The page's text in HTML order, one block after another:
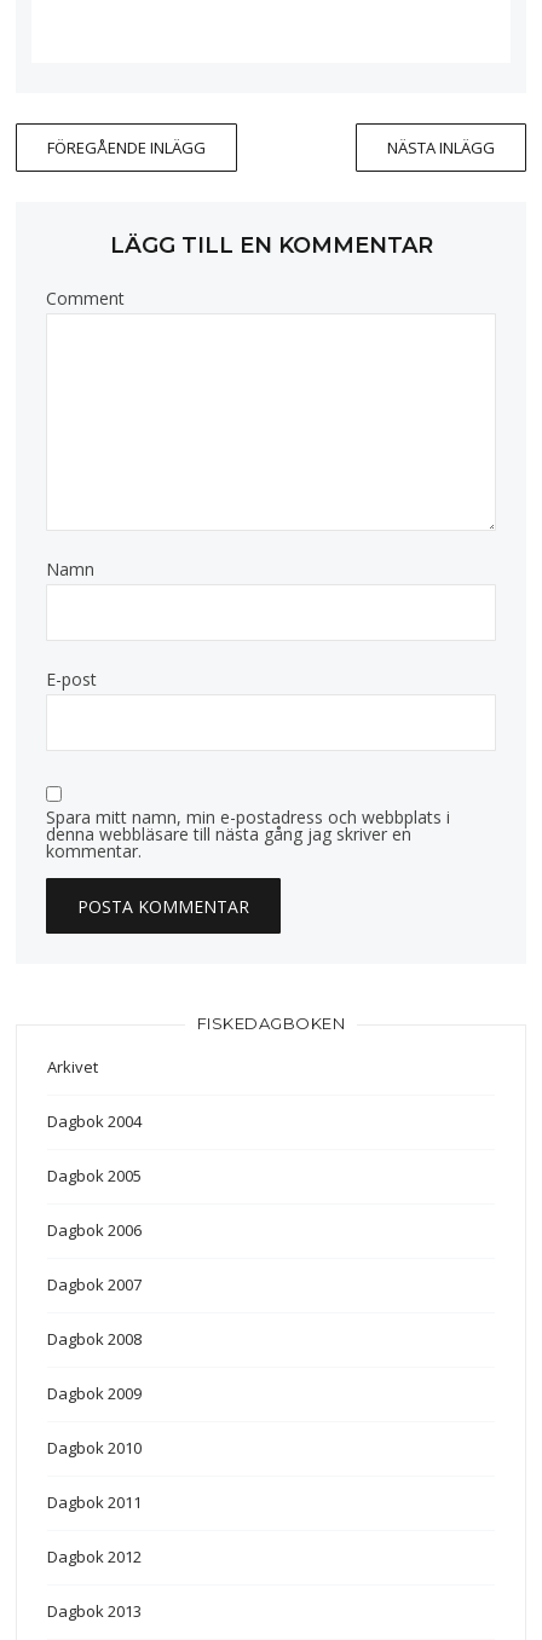
FÖREGÅENDE INLÄGG NÄSTA INLÄGG
LÄGG TILL EN KOMMENTAR
Comment
Namn
E-post
Spara mitt namn, min e-postadress och webbplats i
denna webbläsare till nästa gång jag skriver en
kommentar.
FISKEDAGBOKEN
Arkivet
Dagbok 2004
Dagbok 2005
Dagbok 2006
Dagbok 2007
Dagbok 2008
Dagbok 2009
Dagbok 2010
Dagbok 2011
Dagbok 2012
Dagbok 2013